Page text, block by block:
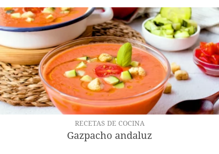
RECETAS DE COCINA
Gazpacho andaluz